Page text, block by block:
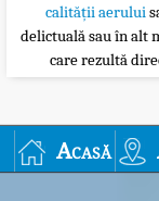
calității aerului
delictuală sau în alt
care rezultă
Acasă